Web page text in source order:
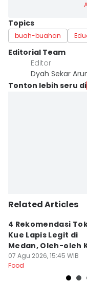
Topics
buah-buahan
Editorial Team
Editor
Dyah Sekar
Tonton lebih seru di
Related Articles
4 Rekomendasi
Kue Lapis Legit di
Medan, Oleh-oleh
Sumut
07 Agu 2026, 15:45 WIB
Food